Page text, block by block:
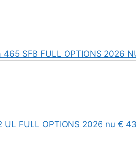
465 SFB FULL OPTIONS 2026
UL FULL OPTIONS 2026 nu €